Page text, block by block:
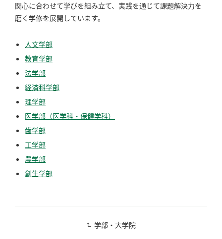
関心に合わせて学びを組み立て、実践を通じて課題解決力を
磨く学修を展開しています。
人文学部
教育学部
法学部
経済科学部
理学部
医学部（医学科・保健学科）
歯学部
工学部
農学部
創生学部
学部・大学院